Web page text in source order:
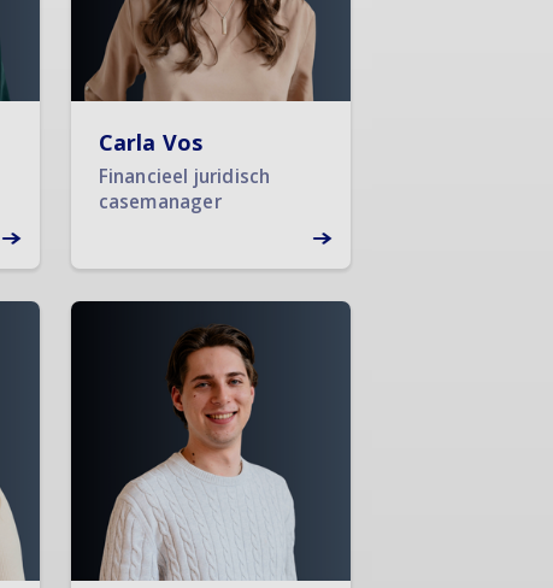
Carla Vos
Financieel juridisch
casemanager